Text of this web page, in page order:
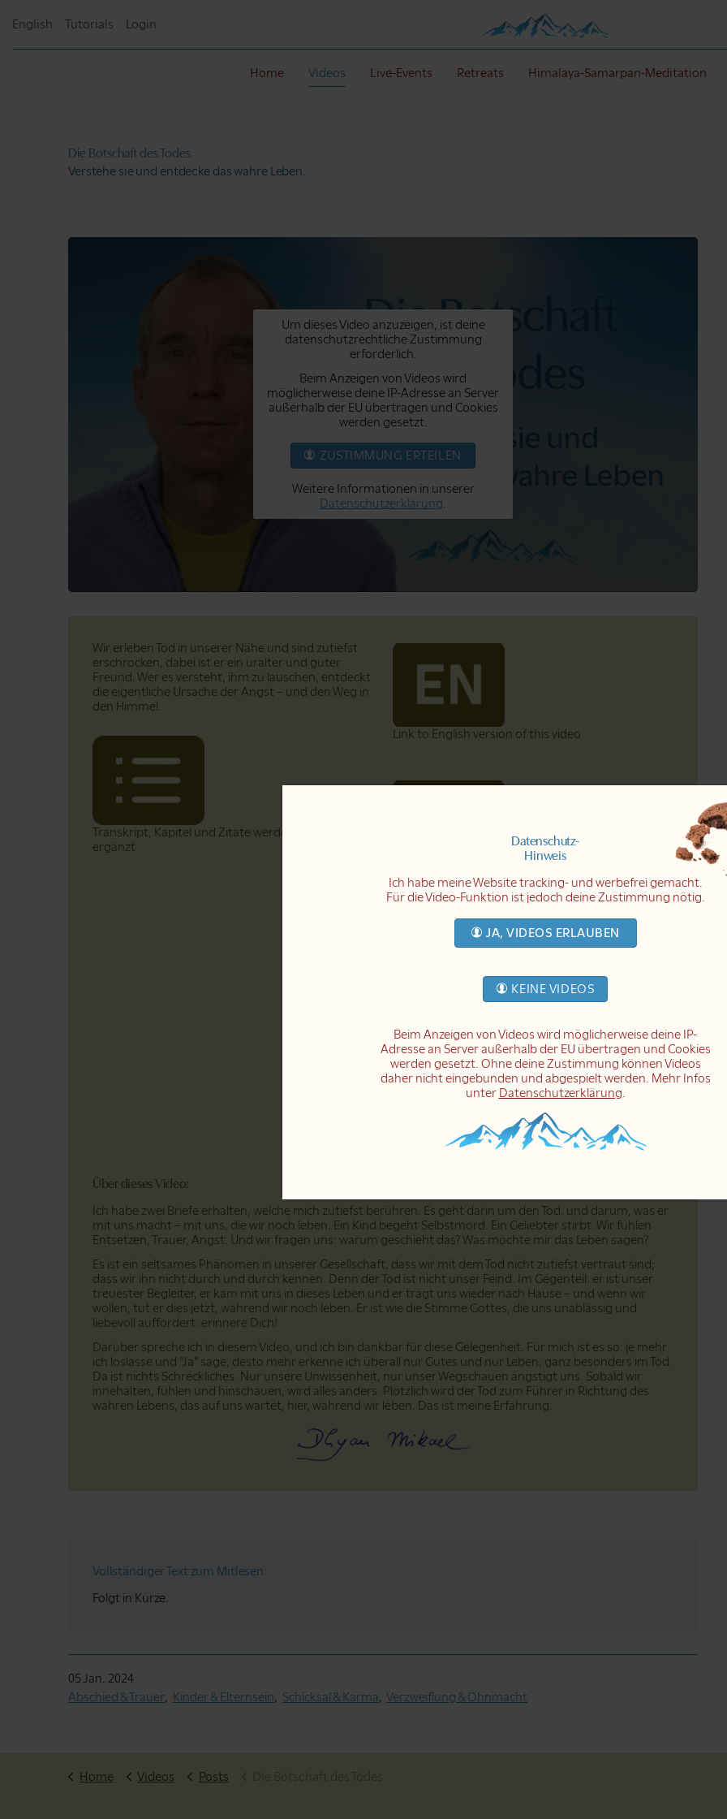
Home Videos Live-Events Retreats Himalaya-Samarpan-Meditation
English Tutorials Login
Die Botschaft des Todes
Verstehe sie und entdecke das wahre Leben.
Um dieses Video anzuzeigen, ist deine
datenschutzrechtliche Zustimmung
erforderlich.
Beim Anzeigen von Videos wird
möglicherweise deine IP-Adresse an Server
außerhalb der EU übertragen und Cookies
werden gesetzt.
ZUSTIMMUNG ERTEILEN
Weitere Informationen in unserer
Datenschutzerklärung.
Wir erleben Tod in unserer Nähe und sind zutiefst
erschrocken, dabei ist er ein uralter und guter
Freund. Wer es versteht, ihm zu lauschen, entdeckt
die eigentliche Ursache der Angst – und den Weg in
den Himmel.
Transkript, Kapitel und Zitate werden in Kürze
ergänzt
Link to English version of this video
geräusche. Link zum Tutorial mit weiteren
Hinweisen
Bitte teile dieses Video mit einem Klick:
Über dieses Video:
Ich habe zwei Briefe erhalten, welche mich zutiefst berühren. Es geht darin um den Tod. und darum, was er
mit uns macht – mit uns, die wir noch leben. Ein Kind begeht Selbstmord. Ein Geliebter stirbt. Wir fühlen
Entsetzen, Trauer, Angst. Und wir fragen uns: warum geschieht das? Was möchte mir das Leben sagen?
Es ist ein seltsames Phänomen in unserer Gesellschaft, dass wir mit dem Tod nicht zutiefst vertraut sind;
dass wir ihn nicht durch und durch kennen. Denn der Tod ist nicht unser Feind. Im Gegenteil: er ist unser
treuester Begleiter, er kam mit uns in dieses Leben und er trägt uns wieder nach Hause – und wenn wir
wollen, tut er dies jetzt, während wir noch leben. Er ist wie die Stimme Gottes, die uns unablässig und
liebevoll auffordert: erinnere Dich!
Darüber spreche ich in diesem Video, und ich bin dankbar für diese Gelegenheit. Für mich ist es so: je mehr
ich loslasse und "Ja" sage, desto mehr erkenne ich überall nur Gutes und nur Leben, ganz besonders im Tod.
Da ist nichts Schreckliches. Nur unsere Unwissenheit, nur unser Wegschauen ängstigt uns. Sobald wir
innehalten, fühlen und hinschauen, wird alles anders. Plötzlich wird der Tod zum Führer in Richtung des
wahren Lebens, das auf uns wartet, hier, während wir leben. Das ist meine Erfahrung.
Vollständiger Text zum Mitlesen:
Folgt in Kürze.
05 Jan. 2024
Abschied & Trauer
Kinder & Elternsein Schicksal & Karma Verzweiflung & Ohnmacht
Home Videos Posts Die Botschaft des Todes
Datenschutz-
Hinweis
Ich habe meine Website tracking- und werbefrei gemacht.
Für die Video-Funktion ist jedoch deine Zustimmung nötig.
JA, VIDEOS ERLAUBEN
KEINE VIDEOS
Beim Anzeigen von Videos wird möglicherweise deine IP-
Adresse an Server außerhalb der EU übertragen und Cookies
werden gesetzt. Ohne deine Zustimmung können Videos
daher nicht eingebunden und abgespielt werden. Mehr Infos
unter Datenschutzerklärung.